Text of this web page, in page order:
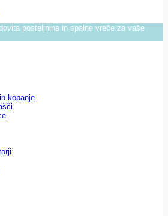
posteljnina in spalne vreče za vaše
kopanje